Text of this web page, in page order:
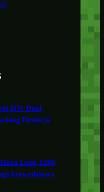
H7c Dual
Detekcja
Long 1200
krawędziowy